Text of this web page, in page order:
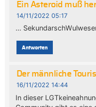
Ein Asteroid muß
14/11/2022 05:17
…
Antworten
Der männliche
16/11/2022 14:44
In dieser